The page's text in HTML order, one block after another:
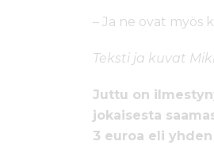
– Ja ne ovat myös
Teksti ja kuvat
Juttu on
jokaisesta
3 euroa eli